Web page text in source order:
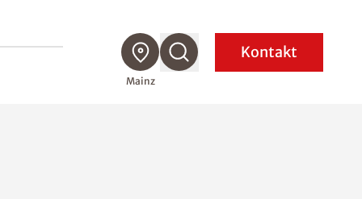
Mainz
Kontakt